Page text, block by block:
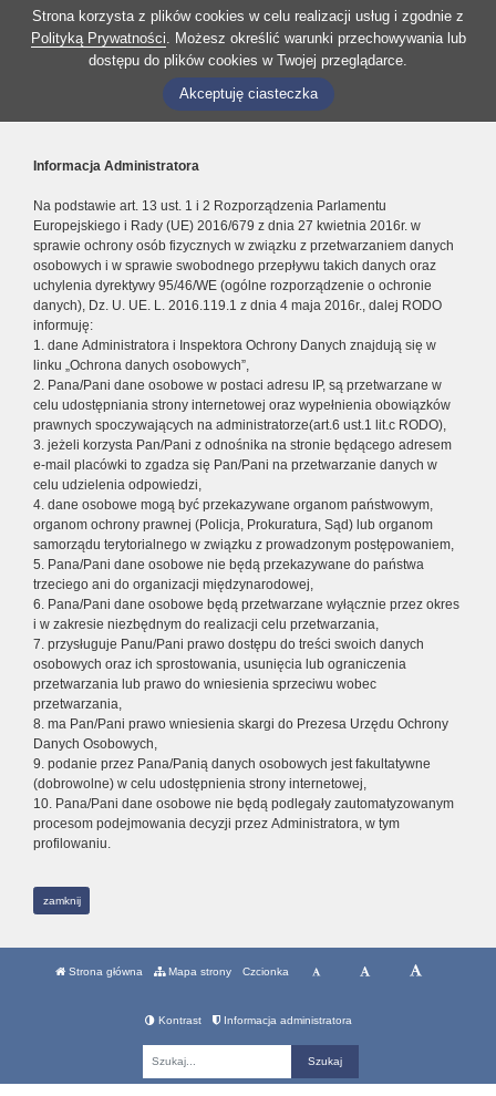
Strona korzysta z plików cookies w celu realizacji usług i zgodnie z
Polityką Prywatności. Możesz określić warunki przechowywania lub
dostępu do plików cookies w Twojej przeglądarce.
Akceptuję ciasteczka
Informacja Administratora
Na podstawie art. 13 ust. 1 i 2 Rozporządzenia Parlamentu
Europejskiego i Rady (UE) 2016/679 z dnia 27 kwietnia 2016r. w
sprawie ochrony osób fizycznych w związku z przetwarzaniem danych
osobowych i w sprawie swobodnego przepływu takich danych oraz
uchylenia dyrektywy 95/46/WE (ogólne rozporządzenie o ochronie
danych), Dz. U. UE. L. 2016.119.1 z dnia 4 maja 2016r., dalej RODO
informuję:
1. dane Administratora i Inspektora Ochrony Danych znajdują się w
linku „Ochrona danych osobowych”,
2. Pana/Pani dane osobowe w postaci adresu IP, są przetwarzane w
celu udostępniania strony internetowej oraz wypełnienia obowiązków
prawnych spoczywających na administratorze(art.6 ust.1 lit.c RODO),
3. jeżeli korzysta Pan/Pani z odnośnika na stronie będącego adresem
e-mail placówki to zgadza się Pan/Pani na przetwarzanie danych w
celu udzielenia odpowiedzi,
4. dane osobowe mogą być przekazywane organom państwowym,
organom ochrony prawnej (Policja, Prokuratura, Sąd) lub organom
samorządu terytorialnego w związku z prowadzonym postępowaniem,
5. Pana/Pani dane osobowe nie będą przekazywane do państwa
trzeciego ani do organizacji międzynarodowej,
6. Pana/Pani dane osobowe będą przetwarzane wyłącznie przez okres
i w zakresie niezbędnym do realizacji celu przetwarzania,
7. przysługuje Panu/Pani prawo dostępu do treści swoich danych
osobowych oraz ich sprostowania, usunięcia lub ograniczenia
przetwarzania lub prawo do wniesienia sprzeciwu wobec
przetwarzania,
8. ma Pan/Pani prawo wniesienia skargi do Prezesa Urzędu Ochrony
Danych Osobowych,
9. podanie przez Pana/Panią danych osobowych jest fakultatywne
(dobrowolne) w celu udostępnienia strony internetowej,
10. Pana/Pani dane osobowe nie będą podlegały zautomatyzowanym
procesom podejmowania decyzji przez Administratora, w tym
profilowaniu.
zamknij
Strona główna Mapa strony Czcionka
Kontrast Informacja administratora